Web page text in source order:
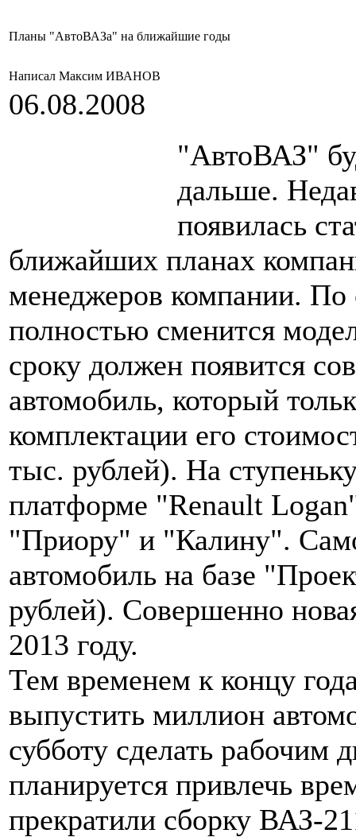
Планы "АвтоВАЗа" на ближайшие годы
Написал Максим ИВАНОВ
06.08.2008
"АвтоВАЗ"
дальше.
появилась
ближайших планах
менеджеров компании. По
полностью сменится
сроку должен появится
автомобиль, который
комплектации его
тыс. рублей). На
платформе "Renault
"Приору" и "Калину".
автомобиль на базе
рублей). Совершенно
2013 году.
Тем временем к концу
выпустить миллион
субботу сделать рабочим
планируется привлечь
прекратили сборку ВАЗ-